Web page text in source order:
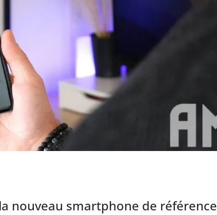
nouveau smartphone de référence